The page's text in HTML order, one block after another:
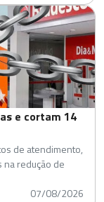
e cortam 14
de atendimento,
na redução de
07/08/2026